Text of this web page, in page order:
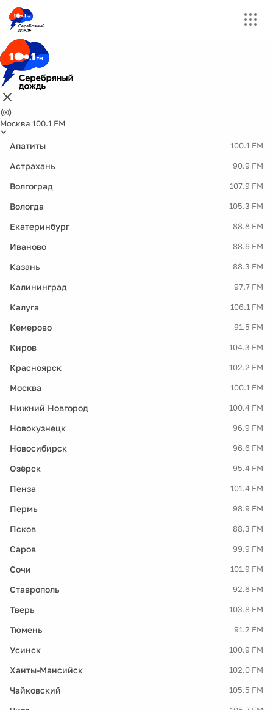
Москва 100.1 FM
Апатиты 100.1 FM
Астрахань 90.9 FM
Волгоград 107.9 FM
Вологда 105.3 FM
Екатеринбург 88.8 FM
Иваново 88.6 FM
Казань 88.3 FM
Калининград 97.7 FM
Калуга 106.1 FM
Кемерово 91.5 FM
Киров 104.3 FM
Красноярск 102.2 FM
Москва 100.1 FM
Нижний Новгород 100.4 FM
Новокузнецк 96.9 FM
Новосибирск 96.6 FM
Озёрск 95.4 FM
Пенза 101.4 FM
Пермь 98.9 FM
Псков 88.3 FM
Саров 99.9 FM
Сочи 101.9 FM
Ставрополь 92.6 FM
Тверь 103.8 FM
Тюмень 91.2 FM
Усинск 100.9 FM
Ханты-Мансийск 102.0 FM
Чайковский 105.5 FM